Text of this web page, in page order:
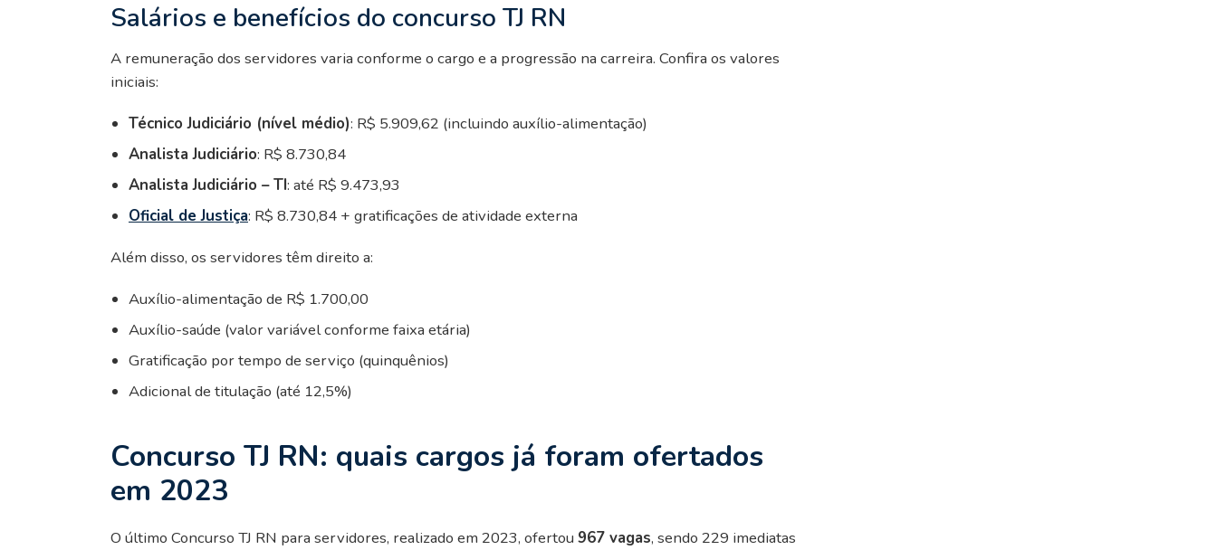
Salários e benefícios do concurso TJ RN
A remuneração dos servidores varia conforme o cargo e a progressão na carreira. Confira os valores
iniciais:
Técnico Judiciário (nível médio): R$ 5.909,62 (incluindo auxílio-alimentação)
Analista Judiciário: R$ 8.730,84
Analista Judiciário – TI: até R$ 9.473,93
Oficial de Justiça: R$ 8.730,84 + gratificações de atividade externa
Além disso, os servidores têm direito a:
Auxílio-alimentação de R$ 1.700,00
Auxílio-saúde (valor variável conforme faixa etária)
Gratificação por tempo de serviço (quinquênios)
Adicional de titulação (até 12,5%)
Concurso TJ RN: quais cargos já foram ofertados
em 2023
O último Concurso TJ RN para servidores, realizado em 2023, ofertou 967 vagas, sendo 229 imediatas